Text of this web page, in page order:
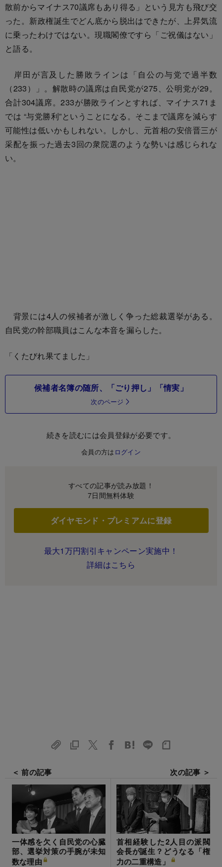
散前からマイナス70議席もあり得る」という見方も飛び交
った。新政権誕生でどん底から脱出はできたが、上昇気流
に乗ったわけではない。現職閣僚ですら「ご祝儀はない」
と語る。
岸田が言及した勝敗ラインは「自公の与党で過半数
（233）」。解散時の議席は自民党が275、公明党が29。
合計304議席。233が勝敗ラインとすれば、マイナス71ま
では “与党勝利”ということになる。そこまで議席を減らす
可能性は低いかもしれない。しかし、元首相の安倍晋三が
采配を振った過去3回の衆院選のような勢いは感じられな
い。
背景には4人の候補者が激しく争った総裁選挙がある。
自民党の幹部職員はこんな本音を漏らした。
「くたびれ果てました」
候補者名簿の随所、「ごり押し」「情実」
次のページ
続きを読むには会員登録が必要です。
会員の方は ログイン
すべての記事が読み放題！
7日間無料体験
ダイヤモンド・プレミアムに登録
最大1万円割引キャンペーン実施中！
詳細はこちら
＜ 前の記事
一体感を欠く自民党の心臓
部、選挙対策の手腕が未知
数な理由
次の記事 ＞
首相経験した2人目の派閥
会長が誕生？どうなる「権
力の二重構造」